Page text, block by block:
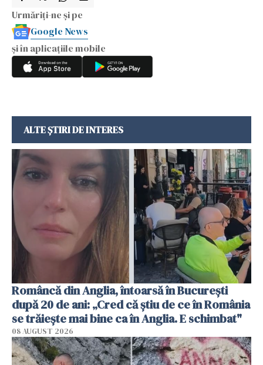
Urmăriți-ne și pe
Google News
și în aplicațiile mobile
ALTE ȘTIRI DE INTERES
Româncă din Anglia, întoarsă în București
după 20 de ani: „Cred că știu de ce în România
se trăiește mai bine ca în Anglia. E schimbat"
08 AUGUST 2026